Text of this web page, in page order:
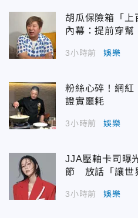
胡瓜保險箱「上
內幕：提前穿幫
3小時前 娛樂
粉絲心碎！網
證實噩耗
3小時前 娛樂
JJA壓軸卡司曝
節 放話「讓世
3小時前 娛樂